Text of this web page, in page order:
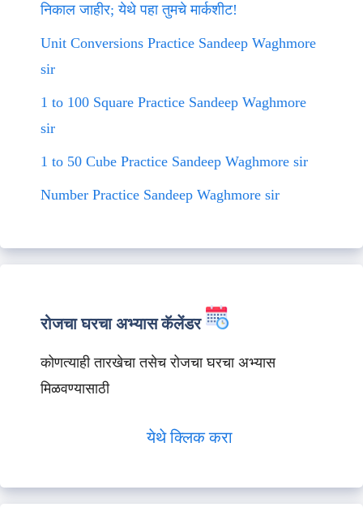
निकाल जाहीर; येथे पहा तुमचे मार्कशीट!
Unit Conversions Practice Sandeep Waghmore
sir
1 to 100 Square Practice Sandeep Waghmore
sir
1 to 50 Cube Practice Sandeep Waghmore sir
Number Practice Sandeep Waghmore sir
रोजचा घरचा अभ्यास कॅलेंडर
कोणत्याही तारखेचा तसेच रोजचा घरचा अभ्यास
मिळवण्यासाठी
येथे क्लिक करा